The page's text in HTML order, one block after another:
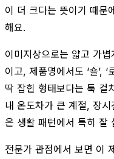
이 더 크다는 뜻이기 때문
해요.
이미지상으로는 얇고 가
이고, 제품명에서도 ‘숄’,
딱 잡힌 형태보다는 툭 걸
내 온도차가 큰 계절, 장시
은 생활 패턴에서 특히 잘
전문가 관점에서 보면 이